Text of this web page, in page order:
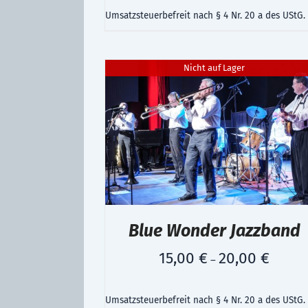
Umsatzsteuerbefreit nach § 4 Nr. 20 a des UStG.
Nicht auf Lager
Blue Wonder Jazzband
15,00€ –20,00€
Umsatzsteuerbefreit nach § 4 Nr. 20 a des UStG.